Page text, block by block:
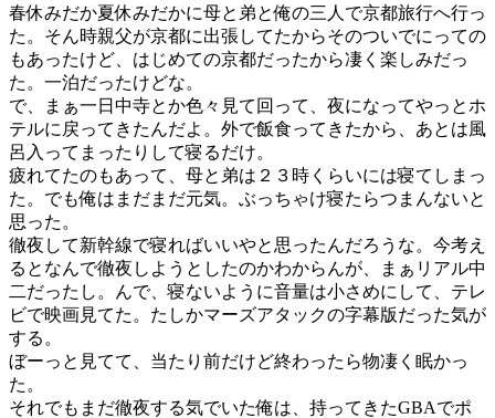
春休みだか夏休みだかに母と弟と俺の三人で京都旅行へ行っ
た。そん時親父が京都に出張してたからそのついでにっての
もあったけど、はじめての京都だったから凄く楽しみだっ
た。一泊だったけどな。
で、まぁ一日中寺とか色々見て回って、夜になってやっとホ
テルに戻ってきたんだよ。外で飯食ってきたから、あとは風
呂入ってまったりして寝るだけ。
疲れてたのもあって、母と弟は２３時くらいには寝てしまっ
た。でも俺はまだまだ元気。ぶっちゃけ寝たらつまんないと
思った。
徹夜して新幹線で寝ればいいやと思ったんだろうな。今考え
るとなんで徹夜しようとしたのかわからんが、まぁリアル中
二だったし。んで、寝ないように音量は小さめにして、テレ
ビで映画見てた。たしかマーズアタックの字幕版だった気が
する。
ぼーっと見てて、当たり前だけど終わったら物凄く眠かっ
た。
それでもまだ徹夜する気でいた俺は、持ってきたGBAでポ